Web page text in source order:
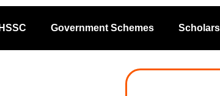
HSSC Government Schemes